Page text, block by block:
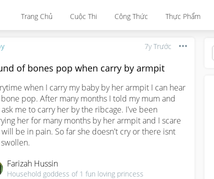
Trang Chủ Cuộc Thi Công Thức Thực Phẩm
7y Trước
of bones pop when carry by armpit
when I carry my baby by her armpit I can hear
pop. After many months I told my mum and
me to carry her by the ribcage. I've been
her for many months by her armpit and I scare
be in pain. So far she doesn't cry or there isnt
Farizah Hussin
Household goddess of 1 fun loving princess